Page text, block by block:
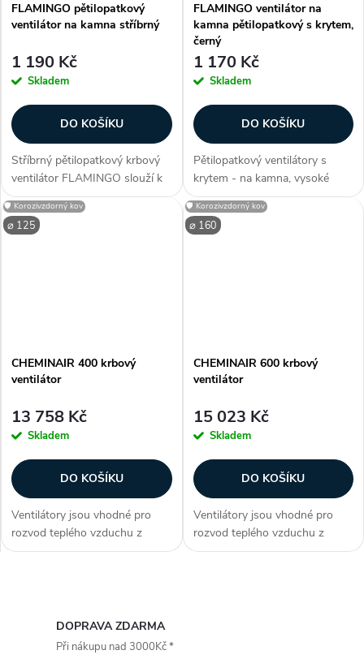
FLAMINGO pětilopatkový
ventilátor na kamna stříbrný
1 190 Kč
Skladem
DO KOŠÍKU
Stříbrný pětilopatkový krbový
ventilátor FLAMINGO slouží k
rozhánění teplého vzduchu od
kamen, rovnoměrně po celé
místnosti. Flamingo je velmi
FLAMINGO ventilátor na
kamna pětilopatkový s krytem,
černý
1 170 Kč
Skladem
DO KOŠÍKU
Pětilopatkový ventilátory s
krytem - na kamna, vysoké
otáčky, k napájení využívá teplo,
funkční již při 60 °C, provozní
teplota (80 °C - 250 °C), s
⌀ 125
🛡️ Korozivzdorný kov
CHEMINAIR 400 krbový
ventilátor
13 758 Kč
Skladem
DO KOŠÍKU
Ventilátory jsou vhodné pro
rozvod teplého vzduchu z
krbové vložky do ostatních
⌀ 160
🛡️ Korozivzdorný kov
CHEMINAIR 600 krbový
ventilátor
15 023 Kč
Skladem
DO KOŠÍKU
Ventilátory jsou vhodné pro
rozvod teplého vzduchu z
krbové vložky do ostatních
DOPRAVA ZDARMA
Při nákupu nad 3000Kč *